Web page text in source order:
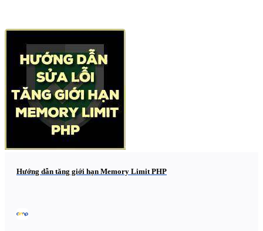
Hướng dẫn tăng giới hạn Memory Limit PHP